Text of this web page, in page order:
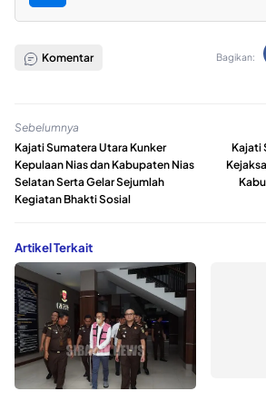
Komentar Bagikan:
Sebelumnya
Kajati Sumatera Utara Kunker
Kepulaan Nias dan Kabupaten Nias
Selatan Serta Gelar Sejumlah
Kegiatan Bhakti Sosial
Kajati
Artikel Terkait